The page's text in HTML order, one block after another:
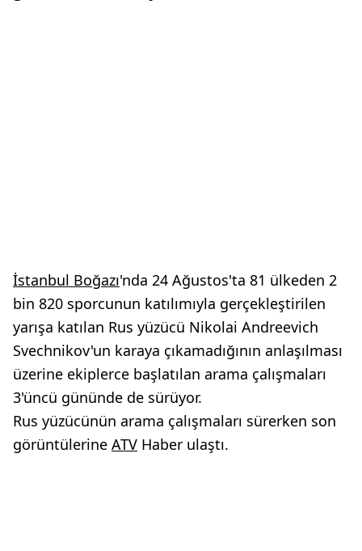
İstanbul Boğazı'nda 24 Ağustos'ta 81 ülkeden 2
bin 820 sporcunun katılımıyla gerçekleştirilen
yarışa katılan Rus yüzücü Nikolai Andreevich
Svechnikov'un karaya çıkamadığının anlaşılması
üzerine ekiplerce başlatılan arama çalışmaları
3'üncü gününde de sürüyor.
Rus yüzücünün arama çalışmaları sürerken son
görüntülerine ATV Haber ulaştı.